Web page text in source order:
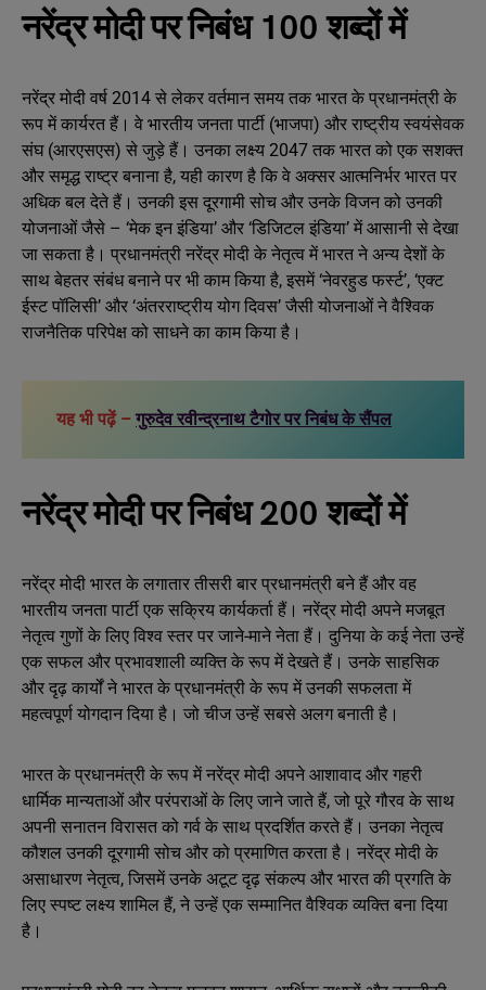
नरेंद्र मोदी पर निबंध 100 शब्दों में
नरेंद्र मोदी वर्ष 2014 से लेकर वर्तमान समय तक भारत के प्रधानमंत्री के
रूप में कार्यरत हैं। वे भारतीय जनता पार्टी (भाजपा) और राष्ट्रीय स्वयंसेवक
संघ (आरएसएस) से जुड़े हैं। उनका लक्ष्य 2047 तक भारत को एक सशक्त
और समृद्ध राष्ट्र बनाना है, यही कारण है कि वे अक्सर आत्मनिर्भर भारत पर
अधिक बल देते हैं। उनकी इस दूरगामी सोच और उनके विजन को उनकी
योजनाओं जैसे – ‘मेक इन इंडिया’ और ‘डिजिटल इंडिया’ में आसानी से देखा
जा सकता है। प्रधानमंत्री नरेंद्र मोदी के नेतृत्व में भारत ने अन्य देशों के
साथ बेहतर संबंध बनाने पर भी काम किया है, इसमें ‘नेवरहुड फर्स्ट’, ‘एक्ट
ईस्ट पॉलिसी’ और ‘अंतरराष्ट्रीय योग दिवस’ जैसी योजनाओं ने वैश्विक
राजनैतिक परिपेक्ष को साधने का काम किया है।
यह भी पढ़ें – गुरुदेव रवीन्द्रनाथ टैगोर पर निबंध के सैंपल
नरेंद्र मोदी पर निबंध 200 शब्दों में
नरेंद्र मोदी भारत के लगातार तीसरी बार प्रधानमंत्री बने हैं और वह
भारतीय जनता पार्टी एक सक्रिय कार्यकर्ता हैं। नरेंद्र मोदी अपने मजबूत
नेतृत्व गुणों के लिए विश्व स्तर पर जाने-माने नेता हैं। दुनिया के कई नेता उन्हें
एक सफल और प्रभावशाली व्यक्ति के रूप में देखते हैं। उनके साहसिक
और दृढ़ कार्यों ने भारत के प्रधानमंत्री के रूप में उनकी सफलता में
महत्वपूर्ण योगदान दिया है। जो चीज उन्हें सबसे अलग बनाती है।
भारत के प्रधानमंत्री के रूप में नरेंद्र मोदी अपने आशावाद और गहरी
धार्मिक मान्यताओं और परंपराओं के लिए जाने जाते हैं, जो पूरे गौरव के साथ
अपनी सनातन विरासत को गर्व के साथ प्रदर्शित करते हैं। उनका नेतृत्व
कौशल उनकी दूरगामी सोच और को प्रमाणित करता है। नरेंद्र मोदी के
असाधारण नेतृत्व, जिसमें उनके अटूट दृढ़ संकल्प और भारत की प्रगति के
लिए स्पष्ट लक्ष्य शामिल हैं, ने उन्हें एक सम्मानित वैश्विक व्यक्ति बना दिया
है।